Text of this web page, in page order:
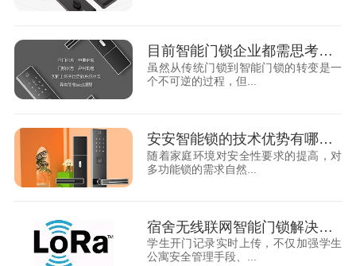
目前智能门锁企业都需思考的问题，你知道吗？
虽然从传统门锁到智能门锁的转变是一
个不可逆的过程，但...
安安智能锁的技术优势有哪些？
随着家庭环境对安全性要求的提高，对
多功能锁的需求自然...
宿舍无线联网智能门锁解决方案
学生开门记录实时上传，不仅加强学生
公寓安全管理手段、...